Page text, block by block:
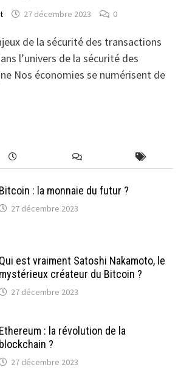
27 décembre 2023 0
de la sécurité des transactions
l’univers de la sécurité des
Nos économies se numérisent de
Bitcoin : la monnaie du futur ?
27 décembre 2023
Qui est vraiment Satoshi Nakamoto, le
mystérieux créateur du Bitcoin ?
27 décembre 2023
Ethereum : la révolution de la
blockchain ?
27 décembre 2023